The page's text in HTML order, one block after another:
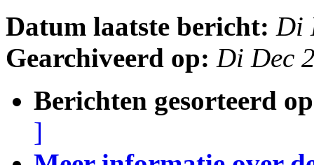
Datum laatste bericht: Di
Gearchiveerd op: Di Dec
Berichten gesorteerd
]